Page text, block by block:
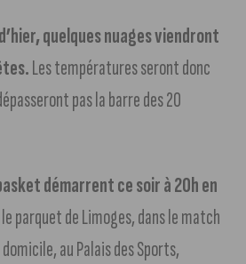
quelques nuages viendront
Les températures seront donc
pas la barre des 20
démarrent ce soir à 20h en
parquet de Limoges, dans le match
au Palais des Sports,